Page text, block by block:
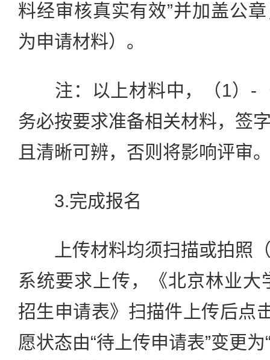
料经审核真实有效”并加盖公
为申请材料）。
注：以上材料中，（1）-
务必按要求准备相关材料，签
且清晰可辨，否则将影响评审
3.完成报名
上传材料均须扫描或拍照（
系统要求上传，《北京林业大
招生申请表》扫描件上传后点
愿状态由“待上传申请表”变更